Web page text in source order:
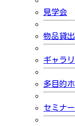
見学会
物品貸出
ギャラリ
多目的
セミナ